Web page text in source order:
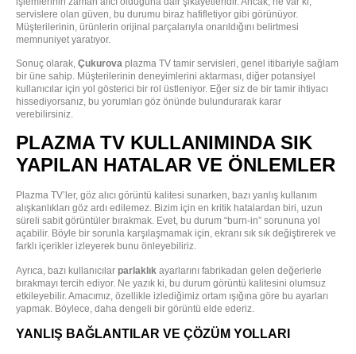
servislere olan güven, bu durumu biraz hafifletiyor gibi görünüyor.
Müşterilerinin, ürünlerin orijinal parçalarıyla onarıldığını belirtmesi
memnuniyet yaratıyor.
Sonuç olarak, Çukurova plazma TV tamir servisleri, genel itibariyle sağlam
bir üne sahip. Müşterilerinin deneyimlerini aktarması, diğer potansiyel
kullanıcılar için yol gösterici bir rol üstleniyor. Eğer siz de bir tamir ihtiyacı
hissediyorsanız, bu yorumları göz önünde bulundurarak karar
verebilirsiniz.
PLAZMA TV KULLANIMINDA SIK
YAPILAN HATALAR VE ÖNLEMLER
Plazma TV’ler, göz alıcı görüntü kalitesi sunarken, bazı yanlış kullanım
alışkanlıkları göz ardı edilemez. Bizim için en kritik hatalardan biri, uzun
süreli sabit görüntüler bırakmak. Evet, bu durum “burn-in” sorununa yol
açabilir. Böyle bir sorunla karşılaşmamak için, ekranı sık sık değiştirerek ve
farklı içerikler izleyerek bunu önleyebiliriz.
Ayrıca, bazı kullanıcılar parlaklık ayarlarını fabrikadan gelen değerlerle
bırakmayı tercih ediyor. Ne yazık ki, bu durum görüntü kalitesini olumsuz
etkileyebilir. Amacımız, özellikle izlediğimiz ortam ışığına göre bu ayarları
yapmak. Böylece, daha dengeli bir görüntü elde ederiz.
YANLIŞ BAĞLANTILAR VE ÇÖZÜM YOLLARI